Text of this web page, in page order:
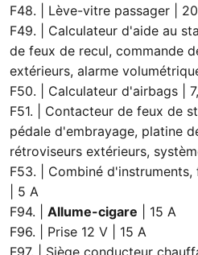
F48. | Lève-vitre passager |
F49. | Calculateur d'aide au
de feux de recul, commande
extérieurs, alarme
F50. | Calculateur d'airbags |
F51. | Contacteur de feux de
pédale d'embrayage, platine
rétroviseurs extérieurs,
F53. | Combiné
| 5 A
F94. | Allume-cigare | 15 A
F96. | Prise 12 V | 15 A